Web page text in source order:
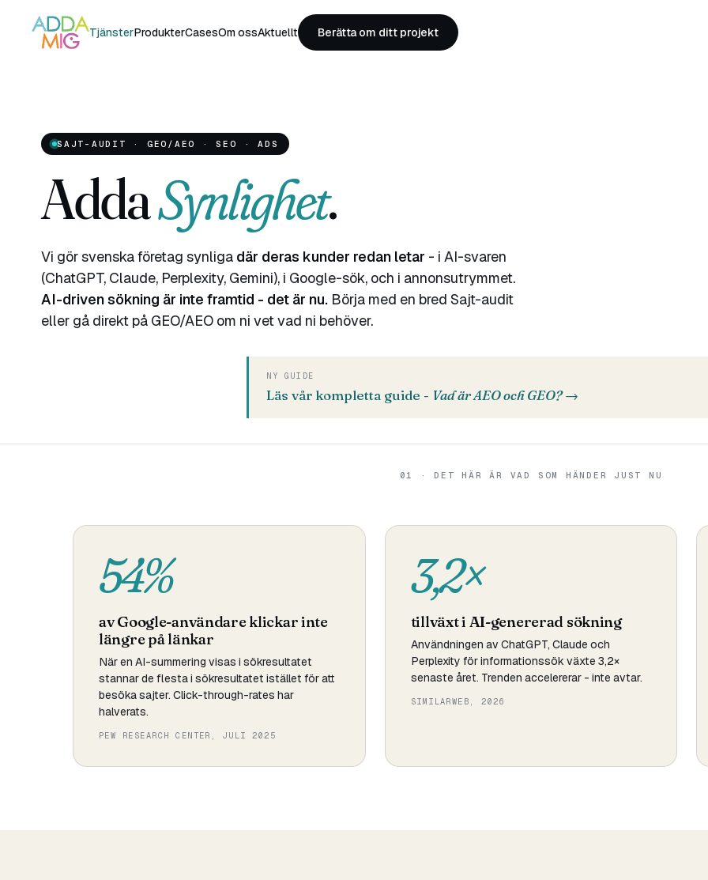
TjänsterProdukterCasesOm ossAktuellt Berätta om ditt projekt
SAJT-AUDIT · GEO/AEO · SEO · ADS
AddaSynlighet.
Vi gör svenska företag synliga där deras kunder redan letar - i AI-svaren
(ChatGPT, Claude, Perplexity, Gemini), i Google-sök, och i annonsutrymmet.
AI-driven sökning är inte framtid - det är nu. Börja med en bred Sajt-audit
eller gå direkt på GEO/AEO om ni vet vad ni behöver.
NY GUIDE
Läs vår kompletta guide - Vad är AEO och GEO?→
01 · DET HÄR ÄR VAD SOM HÄNDER JUST NU
54%
av Google-användare klickar inte
längre på länkar
När en AI-summering visas i sökresultatet
stannar de flesta i sökresultatet istället för att
besöka sajter. Click-through-rates har
halverats.
PEW RESEARCH CENTER, JULI 2025
3,2×
tillväxt i AI-genererad sökning
Användningen av ChatGPT, Claude och
Perplexity för informationssök växte 3,2×
senaste året. Trenden accelererar - inte avtar.
SIMILARWEB, 2026